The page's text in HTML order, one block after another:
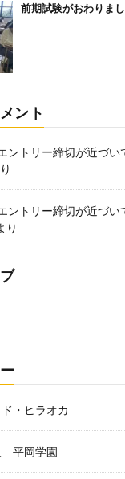
前期試験がおわりまし
ント
ントリー締切が近づい
ントリー締切が近づい
り
・ヒラオカ
平岡学園